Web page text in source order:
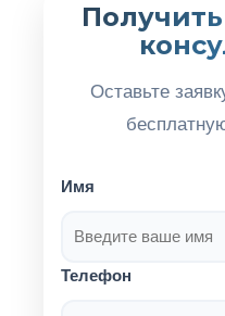
Оставьте
Имя
Телефон